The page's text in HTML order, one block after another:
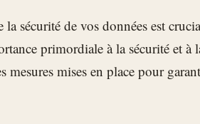
sécurité de vos données est
primordiale à la sécurité et à
mesures mises en place pour